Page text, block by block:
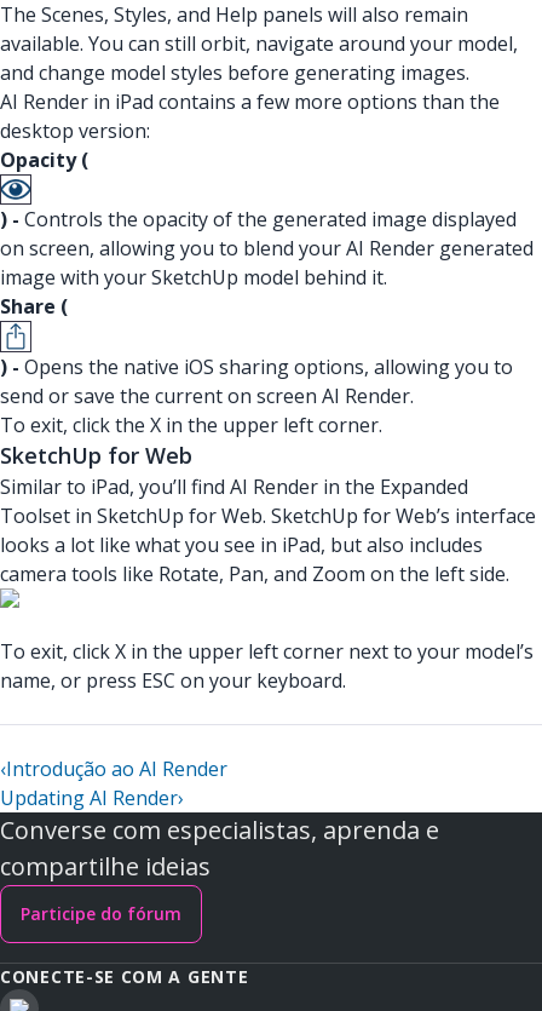
The Scenes, Styles, and Help panels will also remain
available. You can still orbit, navigate around your model,
and change model styles before generating images.
AI Render in iPad contains a few more options than the
desktop version:
Opacity (
) - Controls the opacity of the generated image displayed
on screen, allowing you to blend your AI Render generated
image with your SketchUp model behind it.
Share (
) - Opens the native iOS sharing options, allowing you to
send or save the current on screen AI Render.
To exit, click the X in the upper left corner.
SketchUp for Web
Similar to iPad, you’ll find AI Render in the Expanded
Toolset in SketchUp for Web. SketchUp for Web’s interface
looks a lot like what you see in iPad, but also includes
camera tools like Rotate, Pan, and Zoom on the left side.
To exit, click X in the upper left corner next to your model’s
name, or press ESC on your keyboard.
‹Introdução ao AI Render
Updating AI Render›
Converse com especialistas, aprenda e
compartilhe ideias
Participe do fórum
CONECTE-SE COM A GENTE